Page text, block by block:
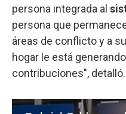
persona integrada al
persona que
áreas de conflicto y a
hogar le está
contribuciones", detalló.